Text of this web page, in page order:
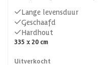
Lange levensduur
Geschaafd
Hardhout
335 x 20 cm
Uitverkocht